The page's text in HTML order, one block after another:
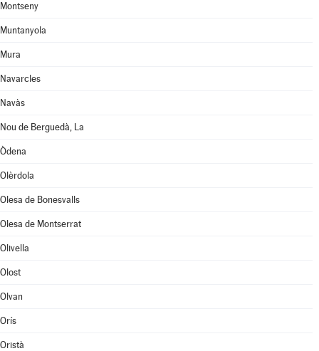
Montseny
Muntanyola
Mura
Navarcles
Navàs
Nou de Berguedà, La
Òdena
Olèrdola
Olesa de Bonesvalls
Olesa de Montserrat
Olivella
Olost
Olvan
Orís
Oristà